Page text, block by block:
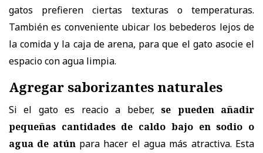
gatos prefieren ciertas texturas o temperaturas.
También es conveniente ubicar los bebederos lejos de
la comida y la caja de arena, para que el gato asocie el
espacio con agua limpia.
Agregar saborizantes naturales
Si el gato es reacio a beber,se pueden añadir
pequeñas cantidades de caldo bajo en sodio o
agua de atúnpara hacer el agua más atractiva. Esta